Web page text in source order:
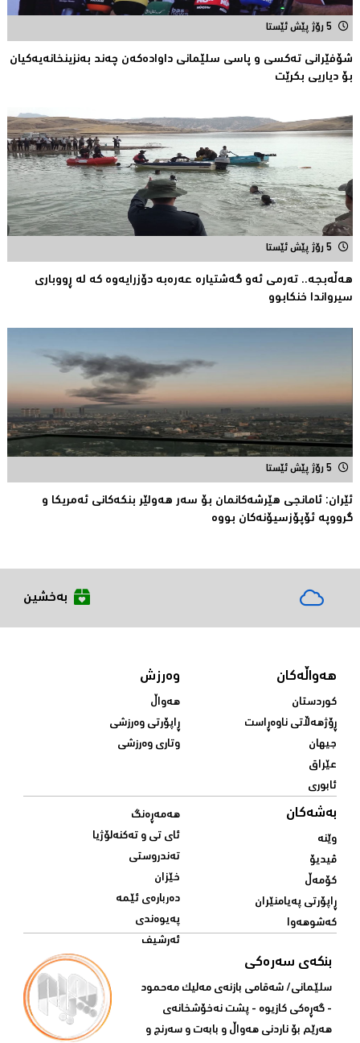
5 رۆژ پێش ئێستا
شۆفێرانی تەكسی و پاسی سلێمانی داوادەكەن چەند بەنزینخانەیەكیان
بۆ دیاریی بکرێت
5 رۆژ پێش ئێستا
هەڵەبجە.. تەرمی ئەو گەشتیارە عەرەبە دۆزرایەوە كە لە ڕووباری
سیرواندا خنكابوو
5 رۆژ پێش ئێستا
ئێران: ئامانجى هێرشەکانمان بۆ سەر هەولێر بنکەکانى ئەمریکا و
گرووپە ئۆپۆزسیۆنەکان بووە
بەخشین
هەواڵەکان
کوردستان
ڕۆژهەڵاتی ناوەڕاست
جیهان
عێراق
ئابوری
وەرزش
هەواڵ
ڕاپۆرتی وەرزشی
وتاری وەرزشی
بەشەکان
وێنە
ڤیدیۆ
کۆمەڵ
ڕاپۆرتی پەیامنێران
کەشوهەوا
هەمەڕەنگ
ئای تی و تەکنەلۆژیا
تەندروستی
خێزان
دەربارەی ئێمە
پەیوەندی
ئەرشیف
بنکەی سەرەکی
سلێمانی/ شه‌قامی بازنه‌ی مه‌لیک مه‌حمود
- گه‌ڕه‌کی کازیوه‌ - پشت نه‌خۆشخانه‌ی‌
هه‌رێم بۆ ناردنی‌ هه‌واڵ و بابه‌ت و سه‌رنج و